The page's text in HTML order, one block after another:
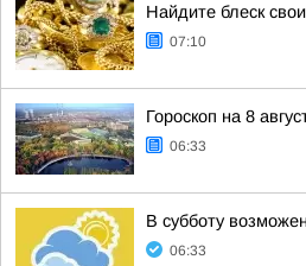
Найдите блеск
07:10
Гороскоп на 8
06:33
В субботу
06:33